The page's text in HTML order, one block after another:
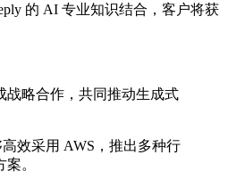
的 AI 专业知识结合，客户将获
战略合作，共同推动生成式
效采用 AWS，推出多种行
案。